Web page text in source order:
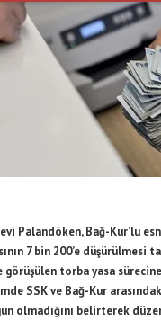
Palandöken, Bağ-Kur’lu
7 bin 200’e düşürülmesi
görüşülen torba yasa
SSK ve Bağ-Kur
olmadığını belirterek